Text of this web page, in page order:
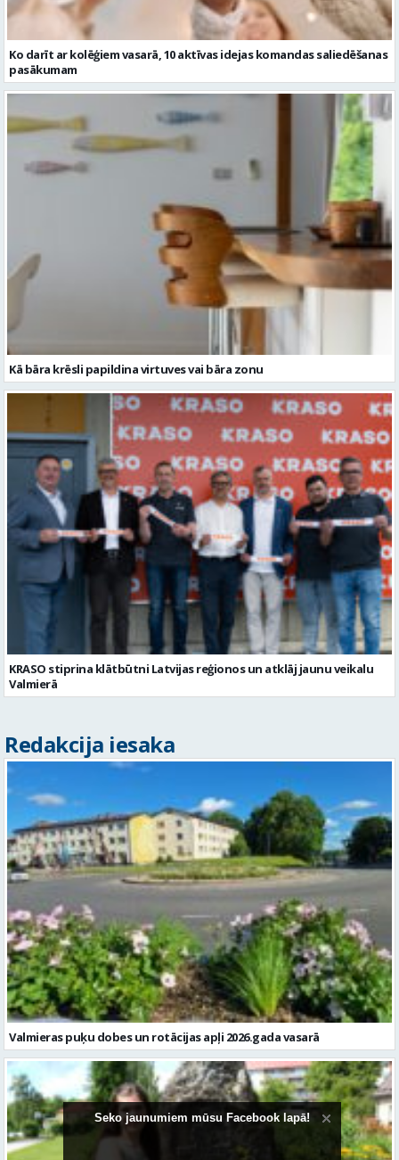
Kā bāra krēsli papildina virtuves vai bāra zonu
KRASO stiprina klātbūtni Latvijas reģionos un atklāj jaunu veikalu
Valmierā
Redakcija iesaka
Valmieras puķu dobes un rotācijas apļi 2026.gada vasarā
Seko jaunumiem mūsu Facebook lapā!